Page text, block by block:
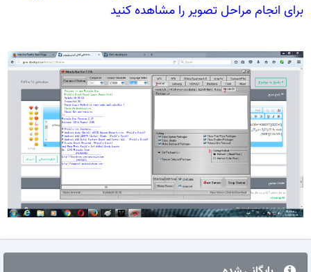
انجام مراحل تصویر را مشاهده کنید